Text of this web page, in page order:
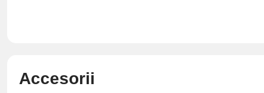
Accesorii